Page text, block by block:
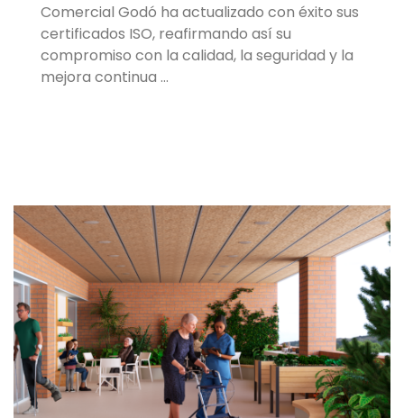
Comercial Godó ha actualizado con éxito sus
certificados ISO, reafirmando así su
compromiso con la calidad, la seguridad y la
mejora continua …